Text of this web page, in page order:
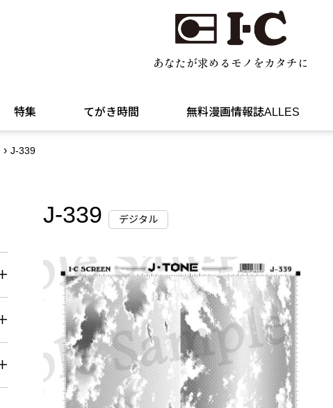
あなたが求めるモノをカタチに
特集 てがき時間 無料漫画情報誌ALLES
J-339
J-339 デジタル